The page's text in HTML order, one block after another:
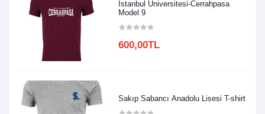
Istanbul Üniversitesi-Cerrahpasa
Model 9
600,00TL
Sakıp Sabancı Anadolu Lisesi T-shirt